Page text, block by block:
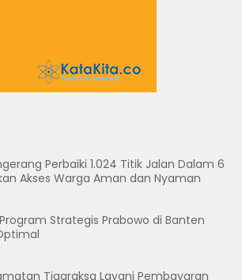
Perbaiki 1.024 Titik Jalan Dalam 6
Akses Warga Aman dan Nyaman
Strategis Prabowo di Banten
Tigaraksa Layani Pembayaran